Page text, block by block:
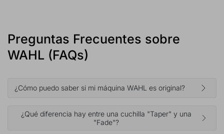
Preguntas Frecuentes sobre
WAHL (FAQs)
¿Cómo puedo saber si mi máquina WAHL es original?
¿Qué diferencia hay entre una cuchilla "Taper" y una
"Fade"?